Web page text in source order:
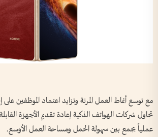
مع توسع أنماط العمل المرنة وتزايد اعتماد الموظفين على
تحاول شركات الهواتف الذكية إعادة تقديم الأجهزة
عملياً يجمع بين سهولة الحمل ومساحة العمل الأوسع.